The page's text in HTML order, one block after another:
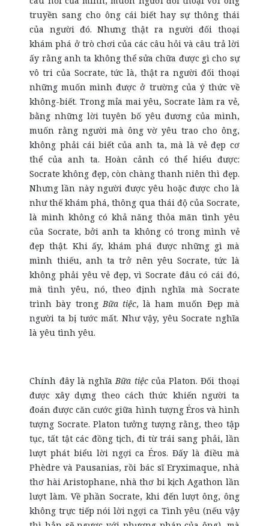
truyền sang cho ông cái biết hay sự thông thái
của người đó. Nhưng thật ra người đối thoại
khám phá ở trò chơi của các câu hỏi và câu trả lời
ấy rằng anh ta không thể sửa chữa được gì cho sự
vô tri của Socrate, tức là, thật ra người đối thoại
những muốn mình được ở trường của ý thức về
không-biết. Trong mỉa mai yêu, Socrate làm ra vẻ,
bằng những lời tuyên bố yêu đương của mình,
muốn rằng người mà ông vờ yêu trao cho ông,
không phải cái biết của anh ta, mà là vẻ đẹp cơ
thể của anh ta. Hoàn cảnh có thể hiểu được:
Socrate không đẹp, còn chàng thanh niên thì đẹp.
Nhưng lần này người được yêu hoặc được cho là
như thế khám phá, thông qua thái độ của Socrate,
là mình không có khả năng thỏa mãn tình yêu
của Socrate, bởi anh ta không có trong mình vẻ
đẹp thật. Khi ấy, khám phá được những gì mà
mình thiếu, anh ta trở nên yêu Socrate, tức là
không phải yêu vẻ đẹp, vì Socrate đâu có cái đó,
mà tình yêu, nó, theo định nghĩa mà Socrate
trình bày trongBữa tiệc, là ham muốn Đẹp mà
người ta bị tước mất. Như vậy, yêu Socrate nghĩa
là yêu tình yêu.
Chính đây là nghĩaBữa tiệccủa Platon. Đối thoại
được xây dựng theo cách thức khiến người ta
đoán được căn cước giữa hình tượng Éros và hình
tượng Socrate. Platon tưởng tượng rằng, theo tập
tục, tất tật các đồng tịch, đi từ trái sang phải, lần
lượt phát biểu lời ngợi ca Éros. Đấy là điều mà
Phèdre và Pausanias, rồi bác sĩ Eryximaque, nhà
thơ hài Aristophane, nhà thơ bi kịch Agathon lần
lượt làm. Về phần Socrate, khi đến lượt ông, ông
không trực tiếp nói lời ngợi ca Tình yêu (nếu vậy